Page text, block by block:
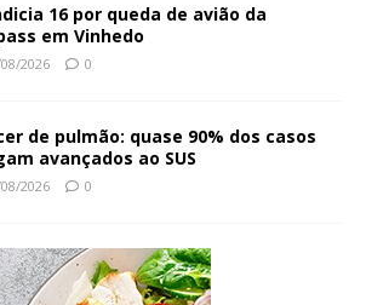
16 por queda de avião da
em Vinhedo
2026 0
de pulmão: quase 90% dos casos
avançados ao SUS
2026 0